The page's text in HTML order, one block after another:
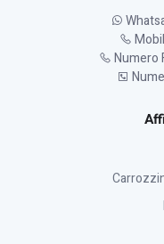
Numero